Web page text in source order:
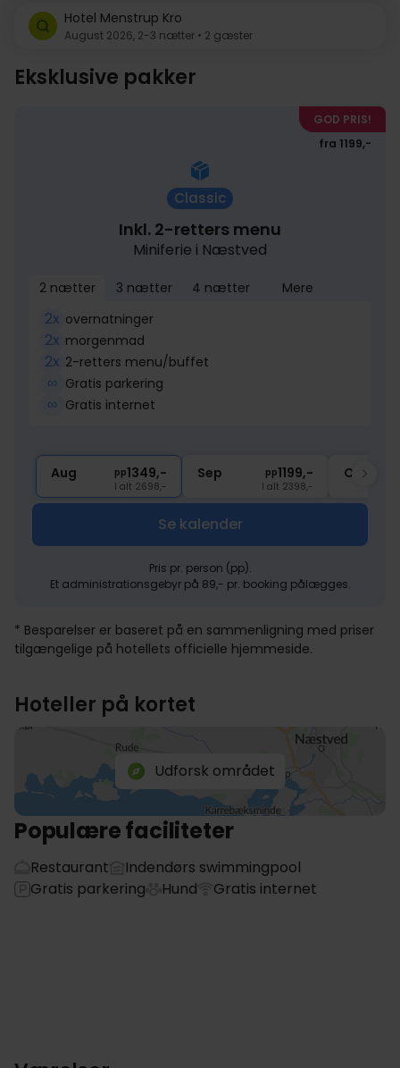
Hotel Menstrup Kro
August 2026, 2-3 nætter • 2 gæster
Eksklusive pakker
GOD PRIS!
fra 1199,-
Classic
Inkl. 2-retters menu
Miniferie i Næstved
2 nætter 3 nætter 4 nætter Mere
2x overnatninger
2x morgenmad
2x 2-retters menu/buffet
∞ Gratis parkering
∞ Gratis internet
Aug pp1349,-
I alt 2698,-
Sep pp1199,-
I alt 2398,-
Okt
Se kalender
Pris pr. person (pp).
Et administrationsgebyr på 89,- pr. booking pålægges.
* Besparelser er baseret på en sammenligning med priser
tilgængelige på hotellets officielle hjemmeside.
Hoteller på kortet
Udforsk området
Populære faciliteter
Restaurant
Indendørs swimmingpool
Gratis parkering
Hund Gratis internet